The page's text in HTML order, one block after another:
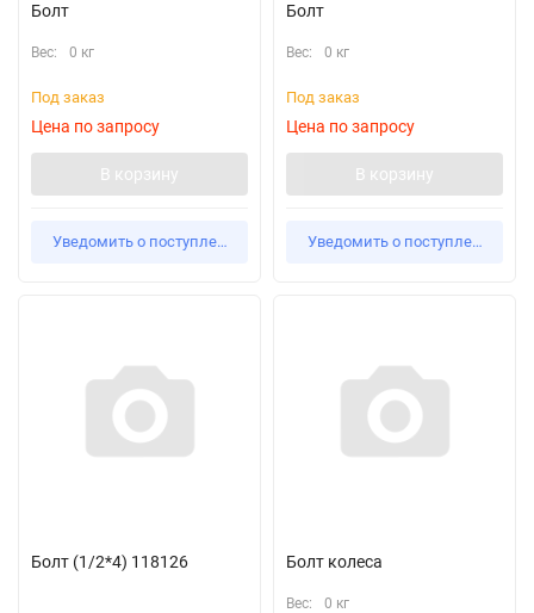
Болт
Вес: 0 кг
Под заказ
Цена по запросу
В корзину
Уведомить о поступлении
Болт
Вес: 0 кг
Под заказ
Цена по запросу
В корзину
Уведомить о поступлении
Болт (1/2*4) 118126 Болт колеса
Вес: 0 кг